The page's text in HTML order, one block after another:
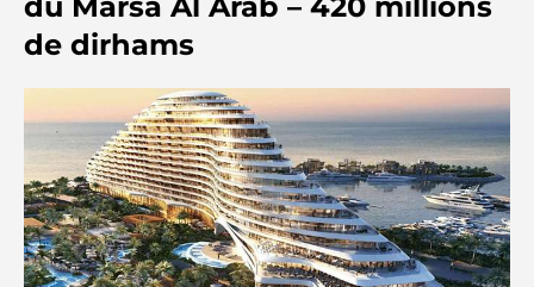
Les voitures les plus chères de Tesla : l'innovation
au service de la performance
Restaurants Al Wasl : les restaurants les plus
célèbres de Dubaï
Les 10 pays les plus riches du monde
Activités à faire avec des enfants à Dubaï : un
de dirhams